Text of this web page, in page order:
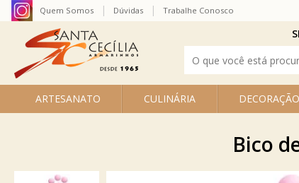
ARTESANATO CULINÁRIA DECORAÇÃO
Quem Somos Dúvidas Trabalhe Conosco
Bico